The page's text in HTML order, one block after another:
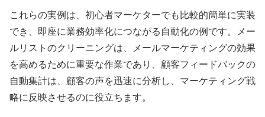
これらの実例は、初心者マーケターでも比較的簡単に実装
でき、即座に業務効率化につながる自動化の例です。メー
ルリストのクリーニングは、メールマーケティングの効果
を高めるために重要な作業であり、顧客フィードバックの
自動集計は、顧客の声を迅速に分析し、マーケティング戦
略に反映させるのに役立ちます。